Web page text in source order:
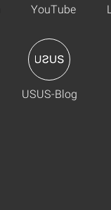
YouTube
USUS-Blog